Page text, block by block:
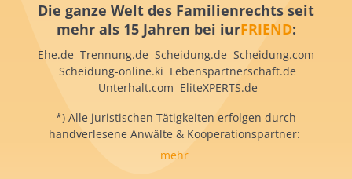
Die ganze Welt des Familienrechts seit
mehr als 15 Jahren bei iurFRIEND:
Ehe.de Trennung.de Scheidung.de Scheidung.com
Scheidung-online.ki Lebenspartnerschaft.de
Unterhalt.com EliteXPERTS.de
*) Alle juristischen Tätigkeiten erfolgen durch
handverlesene Anwälte & Kooperationspartner:
mehr